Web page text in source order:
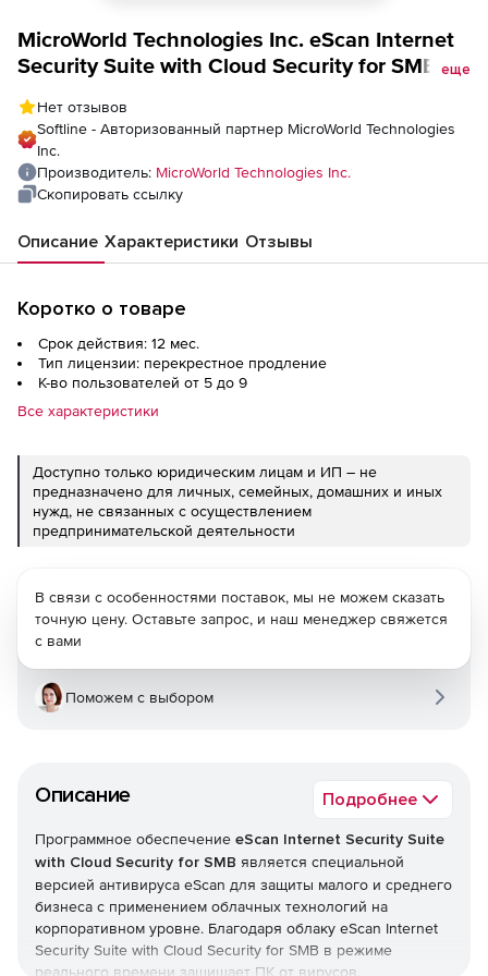
MicroWorld Technologies Inc. eScan Internet
Security Suite with Cloud Security for SMB
еще
Нет отзывов
Softline - Авторизованный партнер MicroWorld Technologies
Inc.
Производитель: MicroWorld Technologies Inc.
Скопировать ссылку
Описание Характеристики Отзывы
Коротко о товаре
Срок действия: 12 мес.
Тип лицензии: перекрестное продление
К-во пользователей от 5 до 9
Все характеристики
Доступно только юридическим лицам и ИП – не
предназначено для личных, семейных, домашних и иных
нужд, не связанных с осуществлением
предпринимательской деятельности
Описание Подробнее
Программное обеспечение eScan Internet Security Suite
with Cloud Security for SMB является специальной
версией антивируса eScan для защиты малого и среднего
бизнеса с применением облачных технологий на
корпоративном уровне. Благодаря облаку eScan Internet
Security Suite with Cloud Security for SMB в режиме
реального времени защищает ПК от вирусов,
В связи с особенностями поставок, мы не можем сказать
точную цену. Оставьте запрос, и наш менеджер свяжется
с вами
Поможем с выбором